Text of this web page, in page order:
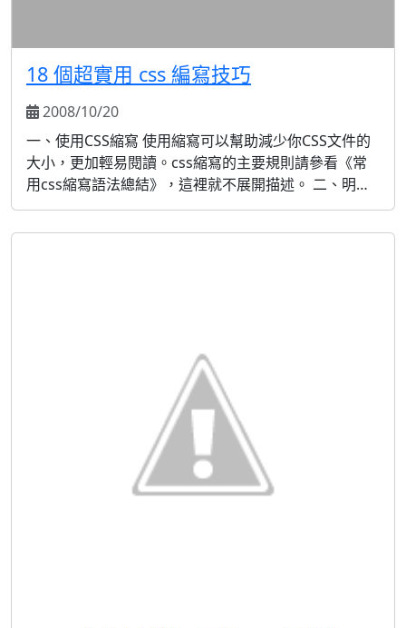
18 個超實用 css 編寫技巧
2008/10/20
一、使用CSS縮寫 使用縮寫可以幫助減少你CSS文件的
大小，更加輕易閱讀。css縮寫的主要規則請參看《常
用css縮寫語法總結》，這裡就不展開描述。 二、明確
定義單位，除非值為0 忘 記定義尺寸的單位是CSS新手
普遍的錯誤。在HTML中你可以只寫width=\"100\"，但